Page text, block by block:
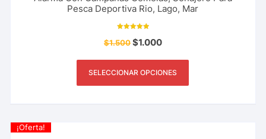
Pesca Deportiva Rio, Lago, Mar
5.00
de 5
$1.500$1.000
SELECCIONAR OPCIONES
¡Oferta!